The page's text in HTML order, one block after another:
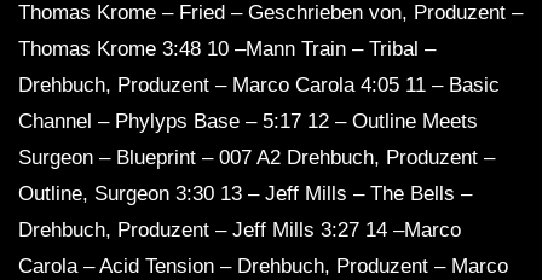
Thomas Krome – Fried – Geschrieben von, Produzent –
​​Thomas Krome 3:48 10 –Mann Train – Tribal –
Drehbuch, Produzent – ​​Marco Carola 4:05 11 – Basic
Channel – Phylyps Base – 5:17 12 – Outline Meets
Surgeon – Blueprint – 007 A2 Drehbuch, Produzent – ​​
Outline, Surgeon 3:30 13 – Jeff Mills – The Bells –
Drehbuch, Produzent – ​​Jeff Mills 3:27 14 –Marco
Carola – Acid Tension – Drehbuch, Produzent – ​​Marco